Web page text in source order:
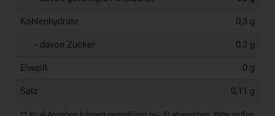
Kohlenhydrate 0,3 g
- davon Zucker 0,3 g
Eiweiß 0 g
Salz 0,11 g